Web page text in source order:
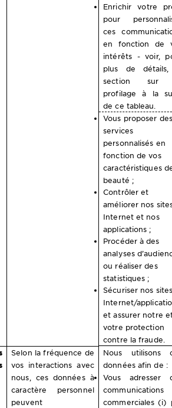
Enrichir votre
pour
ces
en fonction de
intérêts - voir,
plus de
section sur
profilage à la
de ce tableau.
Vous proposer des
services
personnalisés en
fonction de vos
caractéristiques
beauté ;
Contrôler et
améliorer nos
Internet et nos
applications ;
Procéder à des
analyses
ou réaliser des
statistiques ;
Sécuriser nos
Internet/
et assurer notre
votre protection
contre la fraude.
Selon la fréquence de
vos interactions avec
nous, ces données à
caractère personnel
peuvent
Nous utilisons
données afin de :
Vous adresser
communications
commerciales (i)